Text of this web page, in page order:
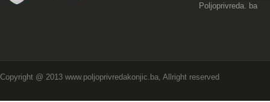
Poljoprivreda. ba
Copyright @ 2013 www.poljoprivredakonjic.ba, Allright reserved